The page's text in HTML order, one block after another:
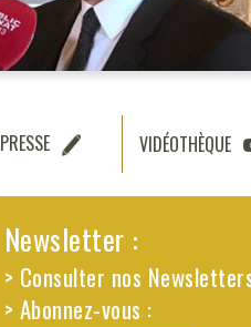
PRESSE VIDÉOTHÈQUE
Newsletter :
> Consulter nos
> Abonnez-vous :